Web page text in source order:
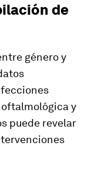
de
género y
y
puede revelar